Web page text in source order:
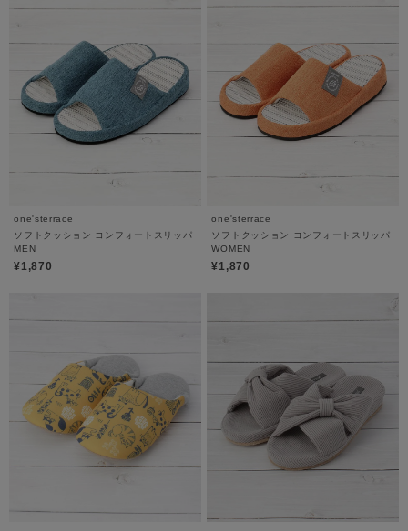
one'sterrace
ソフトクッション コンフォートスリッパ
MEN
¥1,870
one'sterrace
ソフトクッション コンフォートスリッパ
WOMEN
¥1,870